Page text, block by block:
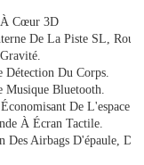
À Cœur 3D
De La Piste SL,
Détection Du Corps.
Musique Bluetooth.
De L'espace.
À Écran Tactile.
Des Airbags D'épaule, De